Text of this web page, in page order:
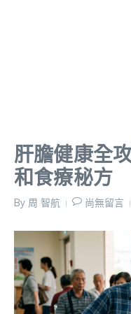
肝膽健康全
和食療秘方
By 周 智航 尚無留言